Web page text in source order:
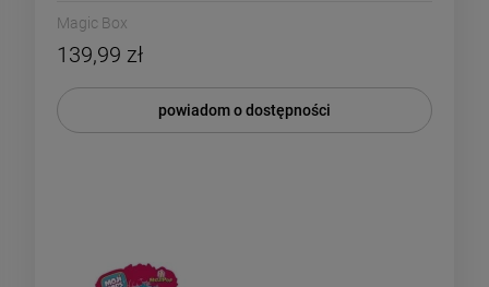
Magic Box
139,99 zł
powiadom o dostępności